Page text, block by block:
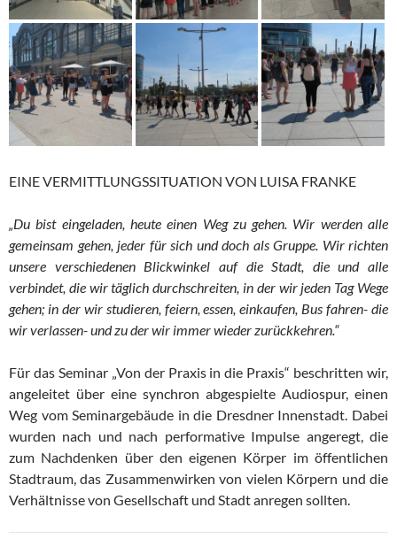
EINE VERMITTLUNGSSITUATION VON LUISA FRANKE
„Du bist eingeladen, heute einen Weg zu gehen. Wir werden alle
gemeinsam gehen, jeder für sich und doch als Gruppe. Wir richten
unsere verschiedenen Blickwinkel auf die Stadt, die und alle
verbindet, die wir täglich durchschreiten, in der wir jeden Tag Wege
gehen; in der wir studieren, feiern, essen, einkaufen, Bus fahren- die
wir verlassen- und zu der wir immer wieder zurückkehren.“
Für das Seminar „Von der Praxis in die Praxis“ beschritten wir,
angeleitet über eine synchron abgespielte Audiospur, einen
Weg vom Seminargebäude in die Dresdner Innenstadt. Dabei
wurden nach und nach performative Impulse angeregt, die
zum Nachdenken über den eigenen Körper im öffentlichen
Stadtraum, das Zusammenwirken von vielen Körpern und die
Verhältnisse von Gesellschaft und Stadt anregen sollten.